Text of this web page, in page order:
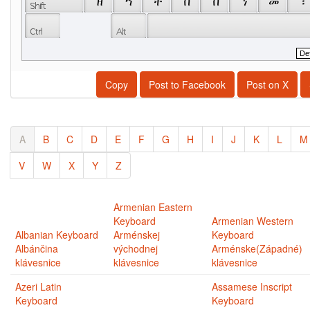
Copy Post to Facebook Post on X
A B C D E F G H I J K L
M
V
W X Y Z
Albanian Keyboard
Albánčina
klávesnice
Armenian Eastern
Keyboard
Arménskej
východnej
klávesnice
Armenian Western
Keyboard
Arménske(Západné)
klávesnice
Azeri Latin
Keyboard
Assamese Inscript
Keyboard